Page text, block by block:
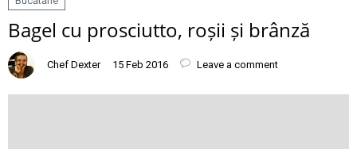
Bagel cu prosciutto, roșii și brânză
Chef Dexter 15 Feb 2016 Leave a comment